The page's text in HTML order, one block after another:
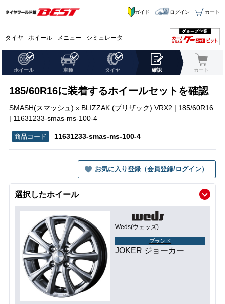
タイヤ ホイール メニュー シミュレータ
ガイド ログイン カート
ホイール 車種 タイヤ 確認 カート
185/60R16に装着するホイールセットを確認
SMASH(スマッシュ) x BLIZZAK (ブリザック) VRX2 | 185/60R16
| 11631233-smas-ms-100-4
11631233-smas-ms-100-4
お気に入り登録（会員登録/ログイン）
選択したホイール
Weds(ウェッズ)
ブランド
JOKER ジョーカー